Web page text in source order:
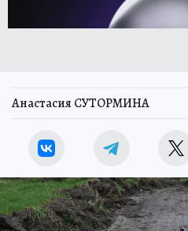
Анастасия СУТОРМИНА